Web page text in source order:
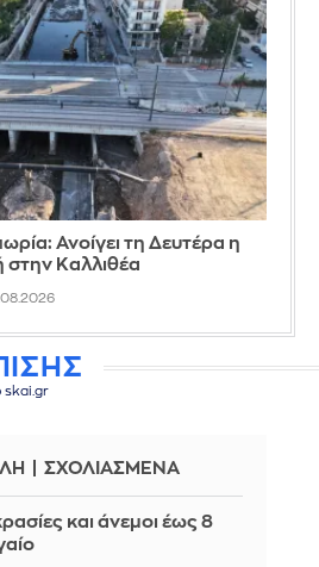
Ανοίγει τη Δευτέρα η
στην Καλλιθέα
skai.gr
ΣΧΟΛΙΑΣΜΕΝΑ
και άνεμοι έως 8